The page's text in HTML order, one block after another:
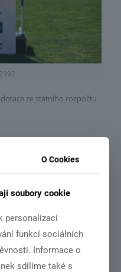
ze státního rozpočtu
O Cookies
soubory cookie
personalizaci
funkcí sociálních
Informace o
sdílíme také s